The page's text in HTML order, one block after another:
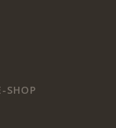
SHOP